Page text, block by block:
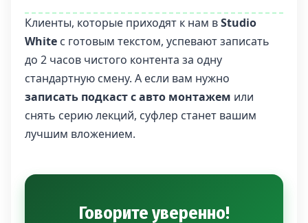
Клиенты, которые приходят к нам вStudio
White с готовым текстом, успевают записать
до 2 часов чистого контента за одну
стандартную смену. А если вам нужно
записать подкаст с авто монтажем или
снять серию лекций, суфлер станет вашим
лучшим вложением.
Говорите уверенно!